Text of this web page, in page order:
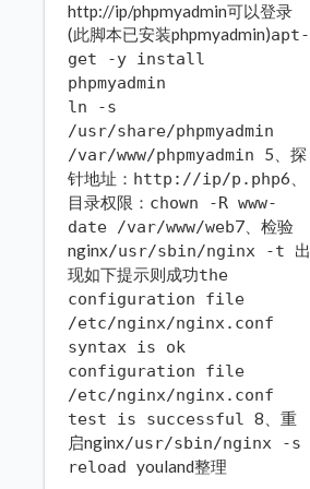
http://ip/phpmyadmin可以登录
(此脚本已安装phpmyadmin)apt-
get -y install
phpmyadmin
ln -s
/usr/share/phpmyadmin
/var/www/phpmyadmin 5、探
针地址： http://ip/p.php6、
目录权限： chown -R www-
date /var/www/web7、检验
nginx/usr/sbin/nginx -t 出
现如下提示则成功the
configuration file
/etc/nginx/nginx.conf
syntax is ok
configuration file
/etc/nginx/nginx.conf
test is successful8、重
启nginx/usr/sbin/nginx -s
reloadyouland整理